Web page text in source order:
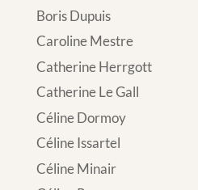
Boris Dupuis
Caroline Mestre
Catherine Herrgott
Catherine Le Gall
Céline Dormoy
Céline Issartel
Céline Minair